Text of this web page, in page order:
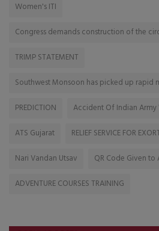
Women's ITI
Congress demands construction of the
TRIMP STATEMENT
Southwest Monsoon has picked up rapid
PREDICTION
Accident Of Indian Army
ATS Gujarat
RELIEF SERVICE FOR
Nari Vandan Utsav
QR Code Given
ADVENTURE COURSES TRAINING